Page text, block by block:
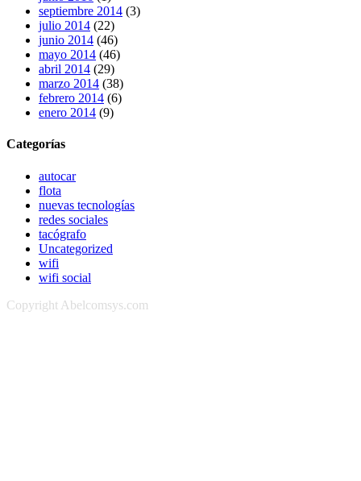
septiembre 2014 (3)
julio 2014 (22)
junio 2014 (46)
mayo 2014 (46)
abril 2014 (29)
marzo 2014 (38)
febrero 2014 (6)
enero 2014 (9)
Categorías
autocar
flota
nuevas tecnologías
redes sociales
tacógrafo
Uncategorized
wifi
wifi social
Copyright Abelcomsys.com